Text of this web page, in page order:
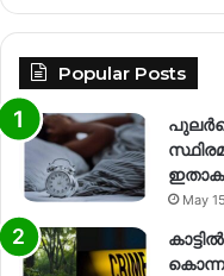
Popular Posts
May